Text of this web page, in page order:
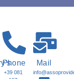
Phone
+39 081
Mail